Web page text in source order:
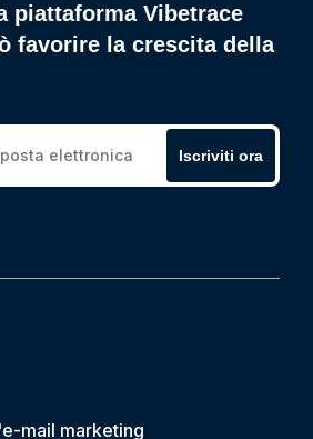
piattaforma Vibetrace
favorire la crescita della
Iscriviti ora
mail marketing